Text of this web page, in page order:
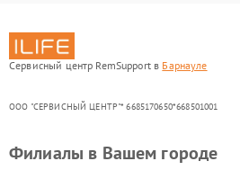
Сервисный центр RemSupport в Барнауле
ООО "СЕРВИСНЫЙ ЦЕНТР"* 6685170650*668501001
Филиалы в Вашем городе